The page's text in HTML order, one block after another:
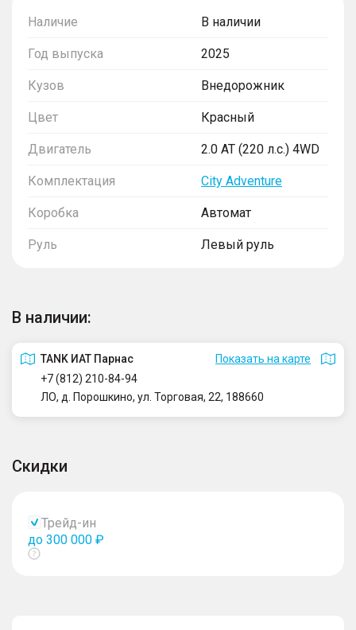
Наличие В наличии
Год выпуска 2025
Кузов Внедорожник
Цвет Красный
Двигатель 2.0 AT (220 л.с.) 4WD
Комплектация City Adventure
Коробка Автомат
Руль Левый руль
В наличии:
TANK ИАТ Парнас
Показать на карте
+7 (812) 210-84-94
ЛО, д. Порошкино, ул. Торговая, 22, 188660
Скидки
Трейд-ин
до 300 000 ₽
Показать